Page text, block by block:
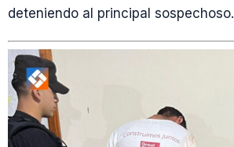
deteniendo al principal sospechoso.